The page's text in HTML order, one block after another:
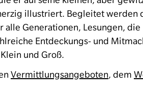
illustriert. Begleitet werden
alle Generationen, Lesungen,
Entdeckungs- und
und Groß.
Vermittlungsangeboten, dem